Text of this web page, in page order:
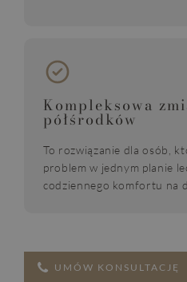
Kompleksowa
półśrodków
To rozwiązanie dla osób,
problem w jednym planie
codziennego komfortu na
UMÓW KONSULTACJĘ